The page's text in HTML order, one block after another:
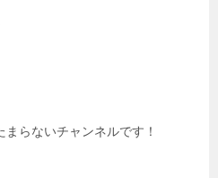
らないチャンネルです！